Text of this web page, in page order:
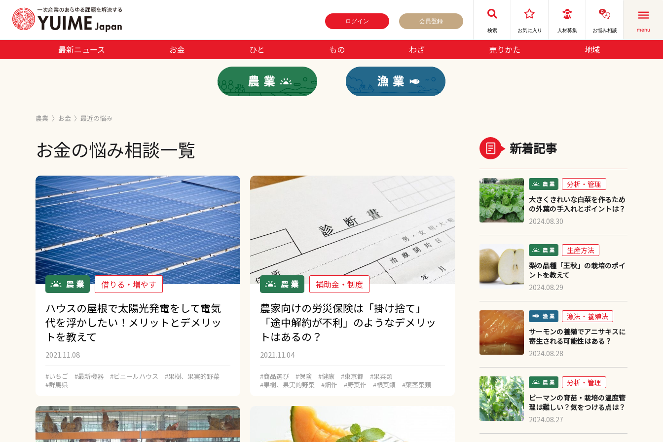
ログイン 会員登録
検索 お気に⼊り 人材募集 お悩み相談 menu
最新ニュース お金 ひと もの わざ 売りかた 地域
農業 〉 お金 〉 最近の悩み
お金の悩み相談⼀覧
借りる・増やす
ハウスの屋根で太陽光発電をして電気
代を浮かしたい！メリットとデメリッ
トを教えて
2021.11.08
#いちご #最新機器 #ビニールハウス
#果樹、果実的野菜
#群馬県
補助金・制度
農家向けの労災保険は「掛け捨て」
「途中解約が不利」のようなデメリッ
トはあるの？
2021.11.04
#商品選び #保険 #健康 #東京都
#果菜類
#果樹、果実的野菜
#畑作 #野菜作 #根菜類 #葉茎菜類
新着記事
分析・管理
大きくきれいな白菜を作るため
の外葉の手入れとポイントは？
2024.08.30
生産方法
梨の品種「王秋」の栽培のポイ
ントを教えて
2024.08.29
漁法・養殖法
サーモンの養殖でアニサキスに
寄生される可能性はある？
2024.08.28
分析・管理
ピーマンの育苗・栽培の温度管
理は難しい？気をつける点は？
2024.08.27